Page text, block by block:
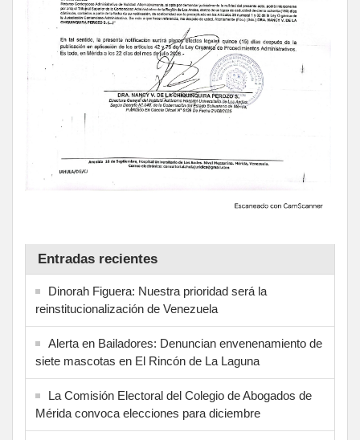
Entradas recientes
Dinorah Figuera: Nuestra prioridad será la
reinstitucionalización de Venezuela
Alerta en Bailadores: Denuncian envenenamiento de
siete mascotas en El Rincón de La Laguna
La Comisión Electoral del Colegio de Abogados de
Mérida convoca elecciones para diciembre